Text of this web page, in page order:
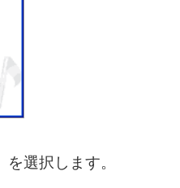
選択します。